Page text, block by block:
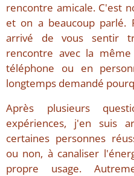
rencontre amicale. C'est
et on a beaucoup parlé.
arrivé de vous sentir
rencontre avec la
téléphone ou en
longtemps demandé
Après plusieurs
expériences, j'en suis
certaines personnes
ou non, à canaliser
propre usage.